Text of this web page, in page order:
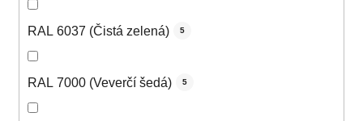
RAL 6037 (Čistá zelená) 5
RAL 7000 (Veverčí šedá) 5